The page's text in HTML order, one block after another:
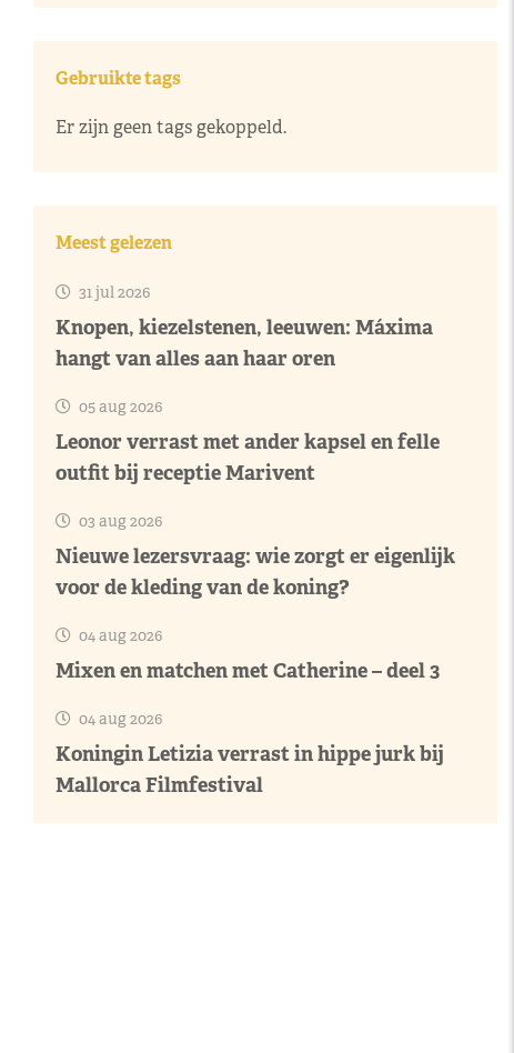
Gebruikte tags
Er zijn geen tags gekoppeld.
Meest gelezen
31 jul 2026
Knopen, kiezelstenen, leeuwen: Máxima
hangt van alles aan haar oren
05 aug 2026
Leonor verrast met ander kapsel en felle
outfit bij receptie Marivent
03 aug 2026
Nieuwe lezersvraag: wie zorgt er eigenlijk
voor de kleding van de koning?
04 aug 2026
Mixen en matchen met Catherine – deel 3
04 aug 2026
Koningin Letizia verrast in hippe jurk bij
Mallorca Filmfestival